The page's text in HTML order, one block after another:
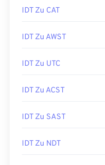
IDT Zu CAT
IDT Zu AWST
IDT Zu UTC
IDT Zu ACST
IDT Zu SAST
IDT Zu NDT